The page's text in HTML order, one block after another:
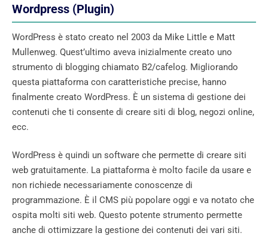
Wordpress (Plugin)
WordPress è stato creato nel 2003 da Mike Little e Matt
Mullenweg. Quest’ultimo aveva inizialmente creato uno
strumento di blogging chiamato B2/cafelog. Migliorando
questa piattaforma con caratteristiche precise, hanno
finalmente creato WordPress. È un sistema di gestione dei
contenuti che ti consente di creare siti di blog, negozi online,
ecc.
WordPress è quindi un software che permette di creare siti
web gratuitamente. La piattaforma è molto facile da usare e
non richiede necessariamente conoscenze di
programmazione. È il CMS più popolare oggi e va notato che
ospita molti siti web. Questo potente strumento permette
anche di ottimizzare la gestione dei contenuti dei vari siti.